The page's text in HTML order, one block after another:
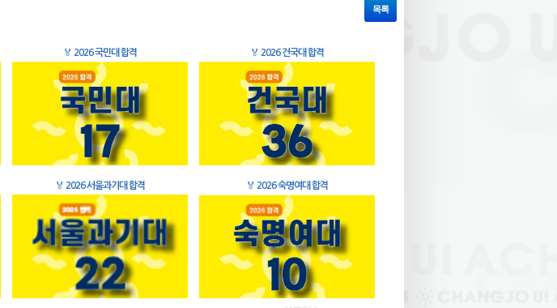
목록
🏅 2026 국민대 합격 🏅 2026 건국대 합격
🏅 2026 서울과기대 합격 🏅 2026 숙명여대 합격